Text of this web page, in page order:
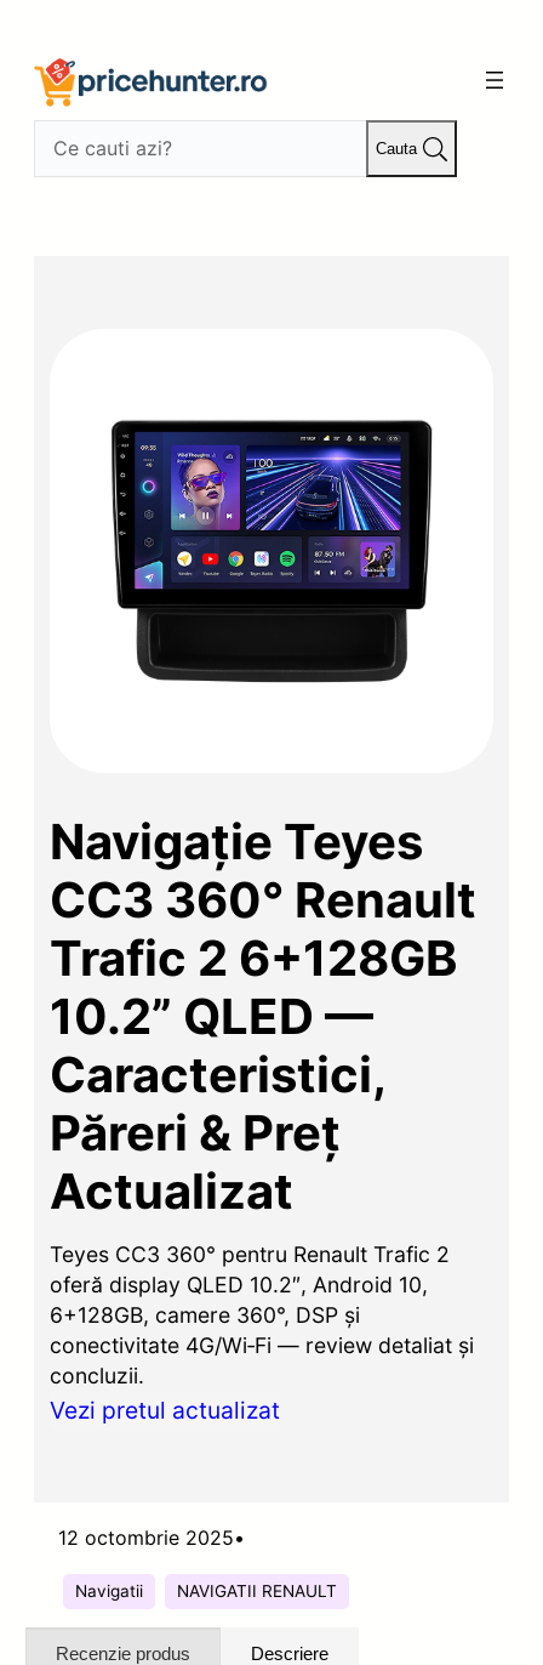
conținut
Cauta
Navigație Teyes
CC3 360° Renault
Trafic 2 6+128GB
10.2” QLED —
Caracteristici,
Păreri & Preț
Actualizat
Teyes CC3 360° pentru Renault Trafic 2
oferă display QLED 10.2″, Android 10,
6+128GB, camere 360°, DSP și
conectivitate 4G/Wi‑Fi — review detaliat și
concluzii.
Vezi pretul actualizat
12 octombrie 2025•
Navigatii NAVIGATII RENAULT
Recenzie produs Descriere